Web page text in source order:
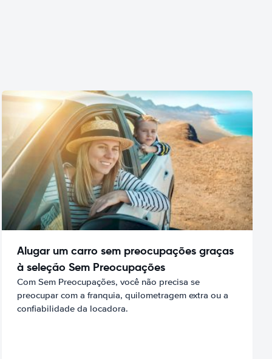
Alugar um carro sem preocupações graças
à seleção Sem Preocupações
Com Sem Preocupações, você não precisa se
preocupar com a franquia, quilometragem extra ou a
confiabilidade da locadora.